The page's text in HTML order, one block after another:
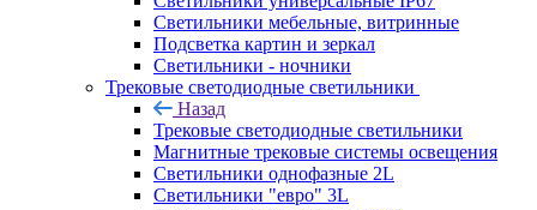
Светильники мебельные, витринные
Подсветка картин и зеркал
Светильники - ночники
Трековые светодиодные светильники
Назад
Трековые светодиодные светильники
Магнитные трековые системы освещения
Светильники однофазные 2L
Светильники "евро" 3L